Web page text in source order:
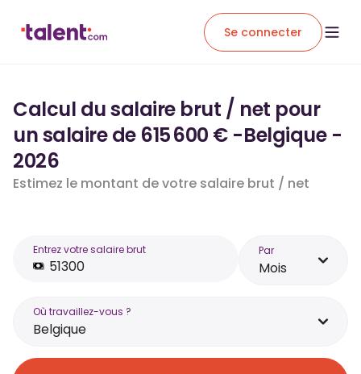
Se connecter
Calcul du salaire brut / net pour
un salaire de 615 600 € -Belgique -
2026
Estimez le montant de votre salaire brut / net
Entrez votre salaire brut Par
Mois
Où travaillez-vous ?
Belgique